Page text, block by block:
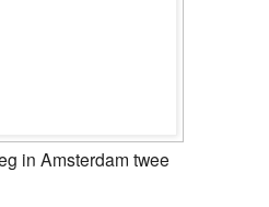
in Amsterdam twee